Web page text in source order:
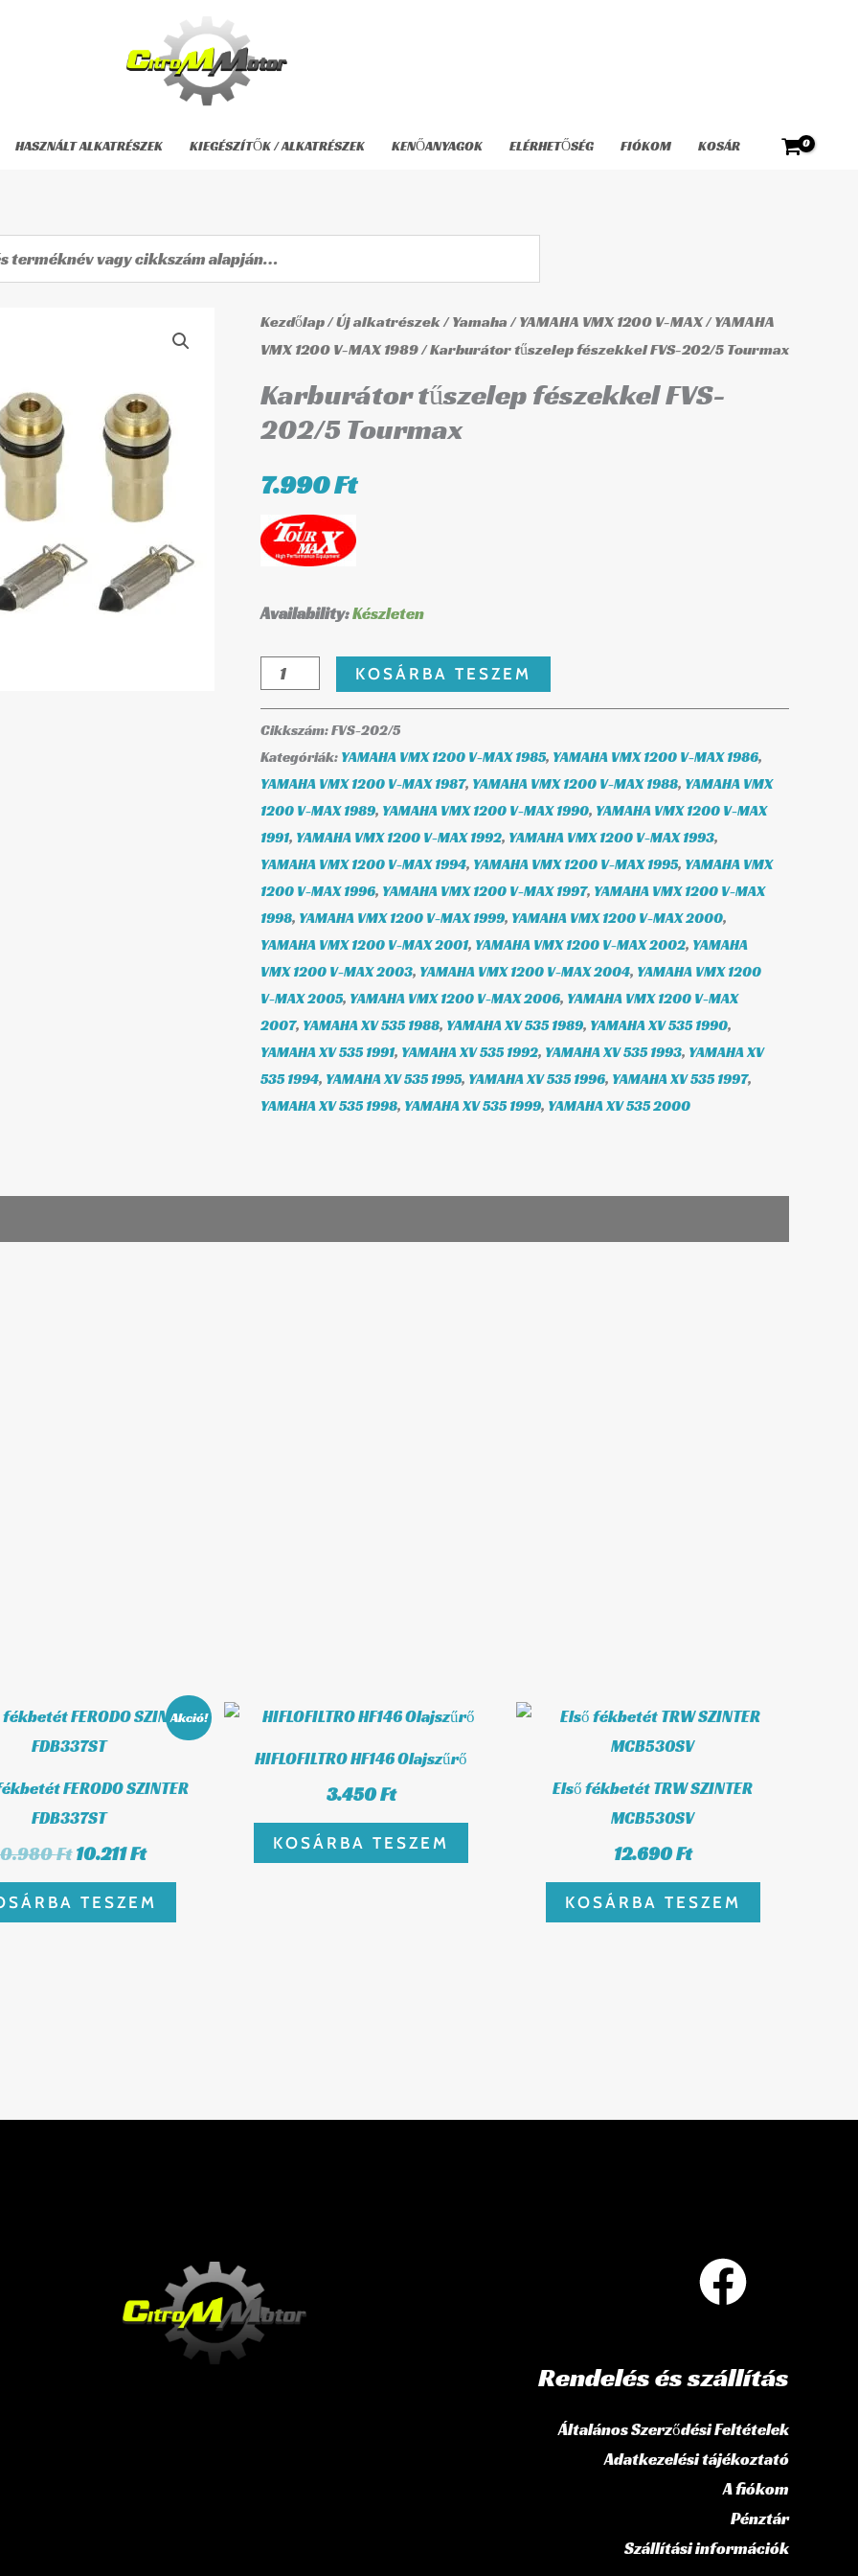
HASZNÁLT ALKATRÉSZEK KIEGÉSZÍTŐK / ALKATRÉSZEK KENŐANYAGOK ELÉRHETŐSÉG FIÓKOM KOSÁR
Kezdőlap/Új alkatrészek/Yamaha/YAMAHA VMX 1200 V-MAX/YAMAHA
VMX 1200 V-MAX 1989/ Karburátor tűszelep fészekkel FVS-202/5 Tourmax
Karburátor tűszelep fészekkel FVS-
202/5 Tourmax
7.990Ft
Availability:Készleten
Karburátor
tűszelep
fészekkel
FVS-
202/5
mennyiség
KOSÁRBA TESZEM
Cikkszám:FVS-202/5
Kategóriák: YAMAHA VMX 1200 V-MAX 1985, YAMAHA VMX 1200 V-MAX 1986,
YAMAHA VMX 1200 V-MAX 1987, YAMAHA VMX 1200 V-MAX 1988, YAMAHA VMX
1200 V-MAX 1989, YAMAHA VMX 1200 V-MAX 1990, YAMAHA VMX 1200 V-MAX
1991, YAMAHA VMX 1200 V-MAX 1992, YAMAHA VMX 1200 V-MAX 1993,
YAMAHA VMX 1200 V-MAX 1994, YAMAHA VMX 1200 V-MAX 1995, YAMAHA VMX
1200 V-MAX 1996, YAMAHA VMX 1200 V-MAX 1997, YAMAHA VMX 1200 V-MAX
1998, YAMAHA VMX 1200 V-MAX 1999, YAMAHA VMX 1200 V-MAX 2000,
YAMAHA VMX 1200 V-MAX 2001, YAMAHA VMX 1200 V-MAX 2002, YAMAHA
VMX 1200 V-MAX 2003, YAMAHA VMX 1200 V-MAX 2004, YAMAHA VMX 1200
V-MAX 2005, YAMAHA VMX 1200 V-MAX 2006, YAMAHA VMX 1200 V-MAX
2007, YAMAHA XV 535 1988, YAMAHA XV 535 1989, YAMAHA XV 535 1990,
YAMAHA XV 535 1991, YAMAHA XV 535 1992, YAMAHA XV 535 1993, YAMAHA XV
535 1994, YAMAHA XV 535 1995, YAMAHA XV 535 1996, YAMAHA XV 535 1997,
YAMAHA XV 535 1998, YAMAHA XV 535 1999, YAMAHA XV 535 2000
Akció!
FERODO SZINTER
FDB337ST
Ft
Original
price
was:
10.980 Ft.
10.211Ft
Current
price
10.211 Ft.
TESZEM
HIFLOFILTRO HF146 Olajszűrő
3.450Ft
KOSÁRBA TESZEM
Első fékbetét TRW SZINTER
MCB530SV
12.690Ft
KOSÁRBA TESZEM
Rendelés és szállítás
Általános Szerződési Feltételek
Adatkezelési tájékoztató
A fiókom
Pénztár
Szállítási információk